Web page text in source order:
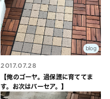
blog
2017.07.28
【俺のゴーヤ。過保護に育ててま
す。お次はバーセア。】